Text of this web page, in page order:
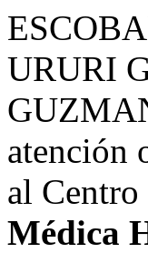
URURI
atención
al
Médica